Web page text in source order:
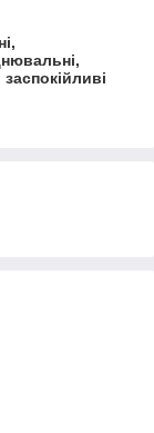
заспокійливі